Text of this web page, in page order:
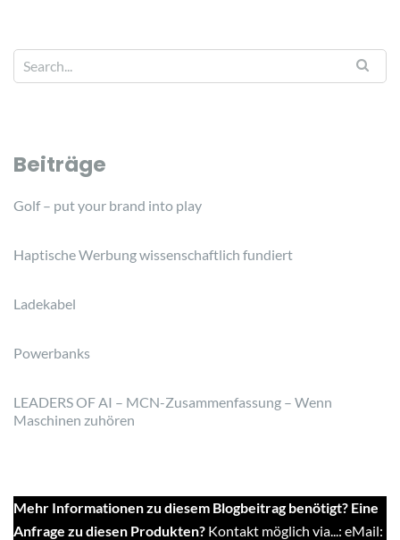
Beiträge
Golf – put your brand into play
Haptische Werbung wissenschaftlich fundiert
Ladekabel
Powerbanks
LEADERS OF AI – MCN-Zusammenfassung – Wenn
Maschinen zuhören
Mehr Informationen zu diesem Blogbeitrag benötigt? Eine
Anfrage zu diesen Produkten? Kontakt möglich via...: eMail: